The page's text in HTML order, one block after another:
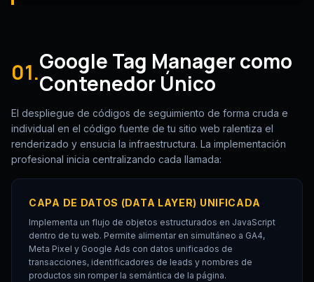
01.Google Tag Manager como
Contenedor Único
El despliegue de códigos de seguimiento de forma cruda e
individual en el código fuente de tu sitio web ralentiza el
renderizado y ensucia la infraestructura. La implementación
profesional inicia centralizando cada llamada:
CAPA DE DATOS (DATA LAYER) UNIFICADA
Implementa un flujo de objetos estructurados en JavaScript
dentro de tu web. Permite alimentar en simultáneo a GA4,
Meta Pixel y Google Ads con datos unificados de
transacciones, identificadores de leads y nombres de
productos sin romper la semántica de la página.